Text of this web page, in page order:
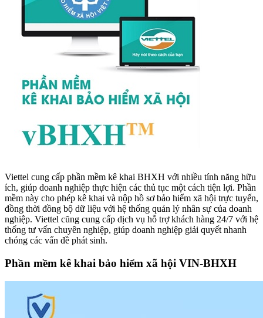
Viettel cung cấp phần mềm kê khai BHXH với nhiều tính năng hữu
ích, giúp doanh nghiệp thực hiện các thủ tục một cách tiện lợi. Phần
mềm này cho phép kê khai và nộp hồ sơ bảo hiểm xã hội trực tuyến,
đồng thời đồng bộ dữ liệu với hệ thống quản lý nhân sự của doanh
nghiệp. Viettel cũng cung cấp dịch vụ hỗ trợ khách hàng 24/7 với hệ
thống tư vấn chuyên nghiệp, giúp doanh nghiệp giải quyết nhanh
chóng các vấn đề phát sinh.
Phần mềm kê khai bảo hiểm xã hội VIN-BHXH